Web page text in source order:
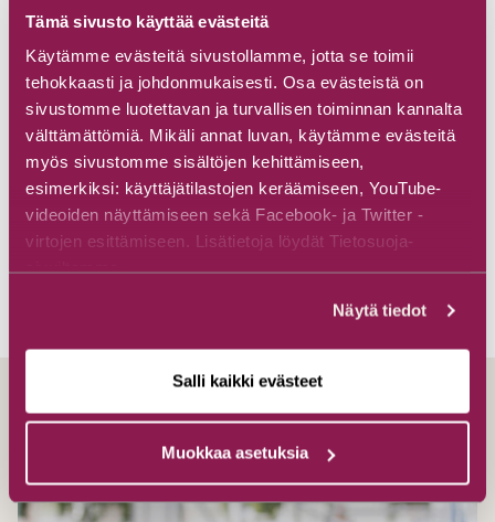
Tämä sivusto käyttää evästeitä
Käytämme evästeitä sivustollamme, jotta se toimii
tehokkaasti ja johdonmukaisesti. Osa evästeistä on
sivustomme luotettavan ja turvallisen toiminnan kannalta
välttämättömiä. Mikäli annat luvan, käytämme evästeitä
myös sivustomme sisältöjen kehittämiseen,
esimerkiksi: käyttäjätilastojen keräämiseen, YouTube-
videoiden näyttämiseen sekä Facebook- ja Twitter -
virtojen esittämiseen. Lisätietoja löydät Tietosuoja-
sivuiltamme.
Näytä tiedot
Salli kaikki evästeet
Muokkaa asetuksia
Turjanlinna, das Zuhause des Meisterschriftstellers
Ilmari Kianto, gehört zu den interessantesten
Sehenswürdigkeiten in Suomussalmi. Das Gebiet von
Turjanlinna ist ein großartiges Sommerziel. Zusätzlich
bietet das Kianta-Boot während der Sommermonate
tägliche Kreuzfahrten nach Turjanlinna an. Sie können
auch Charterfahrten nach Ihren Wünschen buchen.
Suomussalmi liegt in der Provinz Kainuu und ist über
die fünfspurige Straße erreichbar. Die Entfernung von
Helsinki beträgt etwa 650 Kilometer.